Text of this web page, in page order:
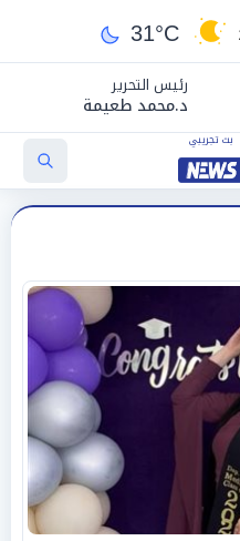
31°C
رئيس التحرير
د.محمد طعيمة